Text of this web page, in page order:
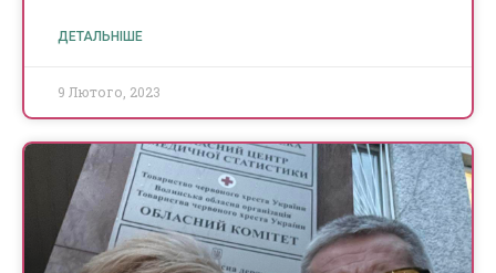
ДЕТАЛЬНІШЕ
9 Лютого, 2023